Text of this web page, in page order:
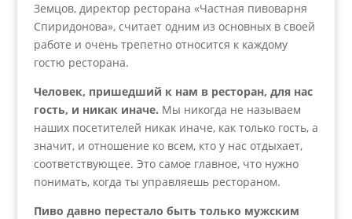
Земцов, директор ресторана «Частная пивоварня
Спиридонова», считает одним из основных в своей
работе и очень трепетно относится к каждому
гостю ресторана.
Человек, пришедший к нам в ресторан, для нас
гость, и никак иначе. Мы никогда не называем
наших посетителей никак иначе, как только гость, а
значит, и отношение ко всем, кто у нас отдыхает,
соответствующее. Это самое главное, что нужно
понимать, когда ты управляешь рестораном.
Пиво давно перестало быть только мужским